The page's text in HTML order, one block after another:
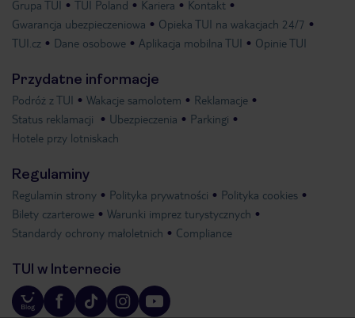
Grupa TUI TUI Poland Kariera
Kontakt
Gwarancja ubezpieczeniowa
Opieka TUI na wakacjach 24/7
TUI.cz
Dane osobowe Aplikacja mobilna TUI Opinie TUI
Przydatne informacje
Podróż z TUI Wakacje samolotem
Reklamacje
Status reklamacji
Ubezpieczenia
Parkingi
Hotele przy lotniskach
Regulaminy
Regulamin strony Polityka prywatności
Polityka cookies
Bilety czarterowe
Warunki imprez turystycznych
Standardy ochrony małoletnich
Compliance
TUI w Internecie